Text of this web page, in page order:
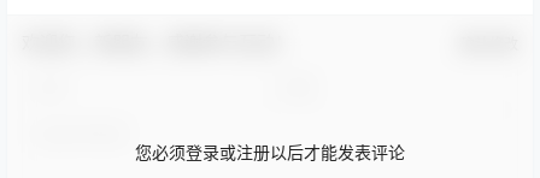
您必须登录或注册以后才能发表评论